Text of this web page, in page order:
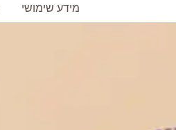
מידע שימושי